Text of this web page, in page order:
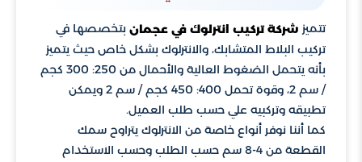
تتميز شركة تركيب انترلوك في عجمان بتخصصها في
تركيب البلاط المتشابك، والانترلوك بشكل خاص حيث يتميز
بأنه يتحمل الضغوط العالية والأحمال من 250: 300 كجم
/ سم 2، وقوة تحمل 400: 450 كجم / سم 2 ويمكن
تطبيقه وتركبيه علي حسب طلب العميل.
كما أننا نوفر أنواع خاصة من الانترلوك يتراوح سمك
القطعة من 4-8 سم حسب الطلب وحسب الاستخدام